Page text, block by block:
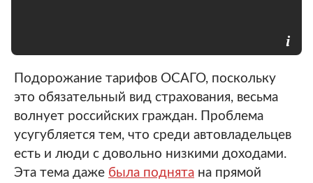
Подорожание тарифов ОСАГО, поскольку
это обязательный вид страхования, весьма
волнует российских граждан. Проблема
усугубляется тем, что среди автовладельцев
есть и люди с довольно низкими доходами.
Эта тема даже была поднята на прямой